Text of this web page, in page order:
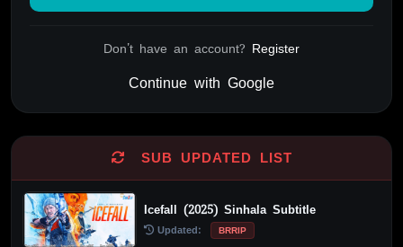
Don't have an account? Register
Continue with Google
SUB UPDATED LIST
Icefall (2025) Sinhala Subtitle
Updated: BRRIP